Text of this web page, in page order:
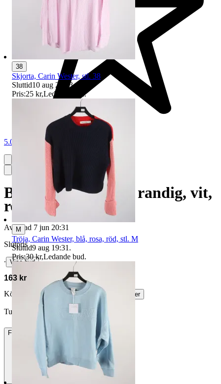
5.0
Blus, Carin Wester, randig, vit,
rosa, stl. 40.
Avslutad 7 jun 20:31
Slutpris
∙ Visa bud
163 kr
Köparskydd är valfritt hos företag.
Läs mer
Tuss1 vann auktionen
Frakt 84 kr DSV
38
Skjorta, Carin Wester, stl. 38
Sluttid10 aug 20:03.
Pris:25 kr,Ledande bud.
M
Tröja, Carin Wester, blå, rosa, röd, stl. M
Sluttid9 aug 19:31 .
Pris:30 kr,Ledande bud.